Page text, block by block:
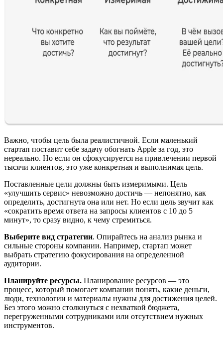
Важно, чтобы цель была реалистичной. Если маленький
стартап поставит себе задачу обогнать Apple за год, это
нереально. Но если он сфокусируется на привлечении первой
тысячи клиентов, это уже конкретная и выполнимая цель.
Поставленные цели должны быть измеримыми. Цель
«улучшить сервис» невозможно достичь — непонятно, как
определить, достигнута она или нет. Но если цель звучит как
«сократить время ответа на запросы клиентов с 10 до 5
минут», то сразу видно, к чему стремиться.
Выберите вид стратегии. Опирайтесь на анализ рынка и
сильные стороны компании. Например, стартап может
выбрать стратегию фокусирования на определенной
аудитории.
Планируйте ресурсы. Планирование ресурсов — это
процесс, который помогает компании понять, какие деньги,
люди, технологии и материалы нужны для достижения целей.
Без этого можно столкнуться с нехваткой бюджета,
перегруженными сотрудниками или отсутствием нужных
инструментов.